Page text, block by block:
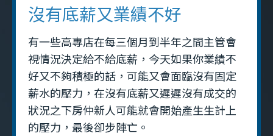
沒有底薪又業績不好
有一些高專店在每三個月到半年之間主管會
視情況決定給不給底薪，今天如果你業績不
好又不夠積極的話，可能又會面臨沒有固定
薪水的壓力，在沒有底薪又遲遲沒有成交的
狀況之下房仲新人可能就會開始產生生計上
的壓力，最後卻步陣亡。